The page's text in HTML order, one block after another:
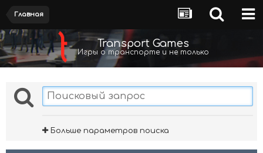
Главная
Transport Games
Игры о транспорте и не только
Больше параметров поиска